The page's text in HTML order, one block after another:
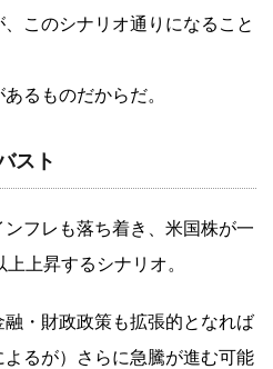
このシナリオ通りになること
るものだからだ。
スト
フレも落ち着き、米国株が一
上昇するシナリオ。
・財政政策も拡張的となれば
よるが）さらに急騰が進む可能